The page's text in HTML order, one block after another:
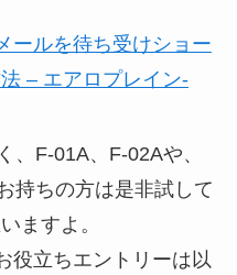
ールを待ち受けショー
– エアロプレイン-
、F-01A、F-02Aや、
持ちの方は是非試して
ますよ。
役立ちエントリーは以